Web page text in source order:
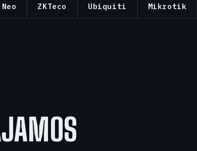
ZKTeco Ubiquiti Mikrotik